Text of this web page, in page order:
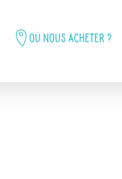
Où nous acheter ?